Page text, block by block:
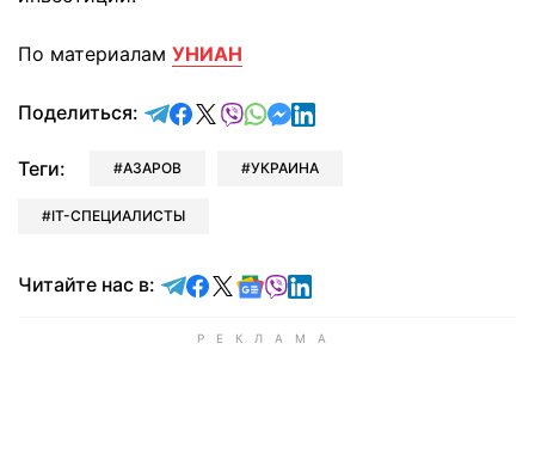
По материалам УНИАН
Поделиться: отправить в Telegram
поделиться в Facebook
поделиться в X
отправить в Viber
отправить в Whatsapp
отправить в Messenger
отправить в LinkedIn
Теги: АЗАРОВ УКРАИНА
IT-СПЕЦИАЛИСТЫ
Читайте нас в: Читайте в Telegram
Читайте в Facebook
Читайте в X
Читайте в Google news
Читайте в Viber
Читайте в LinkedIn